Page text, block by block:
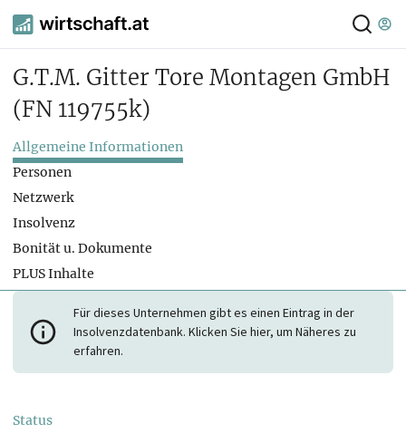
G.T.M. Gitter Tore Montagen GmbH
(FN 119755k)
Allgemeine Informationen
Personen
Netzwerk
Insolvenz
Bonität u. Dokumente
PLUS Inhalte
Für dieses Unternehmen gibt es einen Eintrag in der
Insolvenzdatenbank. Klicken Sie hier, um Näheres zu
erfahren.
Status